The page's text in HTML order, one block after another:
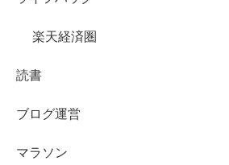
楽天経済圏
読書
ブログ運営
マラソン